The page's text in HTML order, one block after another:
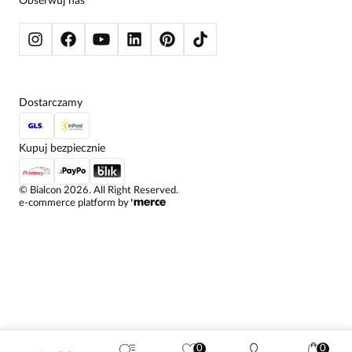
© Bialcon 2026. All Right Reserved.
e-commerce platform by
Dostarczamy
Kupuj bezpiecznie
0 0